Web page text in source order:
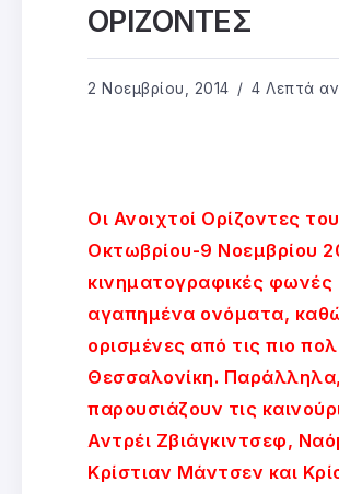
ΟΡΙΖΟΝΤΕΣ
2 Νοεμβρίου, 2014 4 Λεπτά
Οι Ανοιχτοί Ορίζοντες
Οκτωβρίου-9 Νοεμβρίου
κινηματογραφικές φωνές
αγαπημένα ονόματα,
ορισμένες από τις πιο
Θεσσαλονίκη. Παράλληλα,
παρουσιάζουν τις
Αντρέι Ζβιάγκιντσεφ,
Κρίστιαν Μάντσεν και